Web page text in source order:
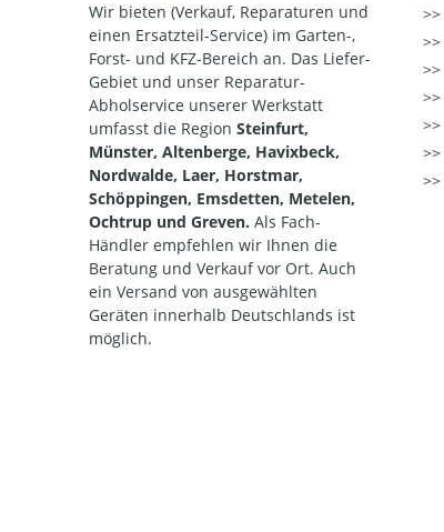
Wir bieten (Verkauf, Reparaturen und
einen Ersatzteil-Service) im Garten-,
Forst- und KFZ-Bereich an. Das Liefer-
Gebiet und unser Reparatur-
Abholservice unserer Werkstatt
umfasst die Region Steinfurt,
Münster, Altenberge, Havixbeck,
Nordwalde, Laer, Horstmar,
Schöppingen, Emsdetten, Metelen,
Ochtrup und Greven. Als Fach-
Händler empfehlen wir Ihnen die
Beratung und Verkauf vor Ort. Auch
ein Versand von ausgewählten
Geräten innerhalb Deutschlands ist
möglich.